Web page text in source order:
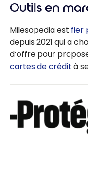
Outils en
Milesopedia est fier
depuis 2021 qui a
d’offre pour
cartes de crédit à